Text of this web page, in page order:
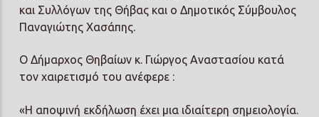
και Συλλόγων της Θήβας και ο Δημοτικός Σύμβουλος
Παναγιώτης Χασάπης.
Ο Δήμαρχος Θηβαίων κ. Γιώργος Αναστασίου κατά
τον χαιρετισμό του ανέφερε :
«Η αποψινή εκδήλωση έχει μια ιδιαίτερη σημειολογία.